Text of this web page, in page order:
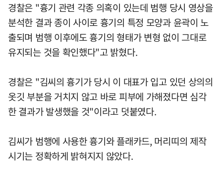
경찰은 "흉기 관련 각종 의혹이 있는데 범행 당시 영상을
분석한 결과 종이 사이로 흉기의 특정 모양과 윤곽이 노
출되며 범행 이후에도 흉기의 형태가 변형 없이 그대로
유지되는 것을 확인했다"고 밝혔다.
경찰은 "김씨의 흉기가 당시 이 대표가 입고 있던 상의의
옷깃 부분을 거치지 않고 바로 피부에 가해졌다면 심각
한 결과가 발생했을 것"이라고 덧붙였다.
김씨가 범행에 사용한 흉기와 플래카드, 머리띠의 제작
시기는 정확하게 밝혀지지 않았다.